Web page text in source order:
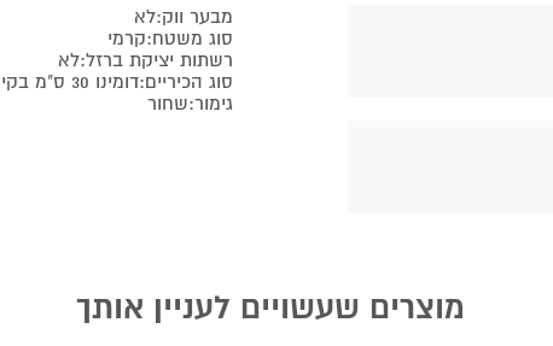
מבער ווק:לא
סוג משטח:קרמי
רשתות יציקת ברזל:לא
סוג הכיריים:דומינו 30 ס"מ בקירוב
גימור:שחור
מוצרים שעשויים לעניין אותך